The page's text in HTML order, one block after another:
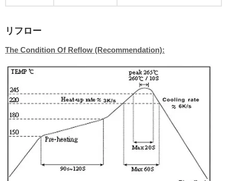
リフロー
The Condition Of Reflow (Recommendation):